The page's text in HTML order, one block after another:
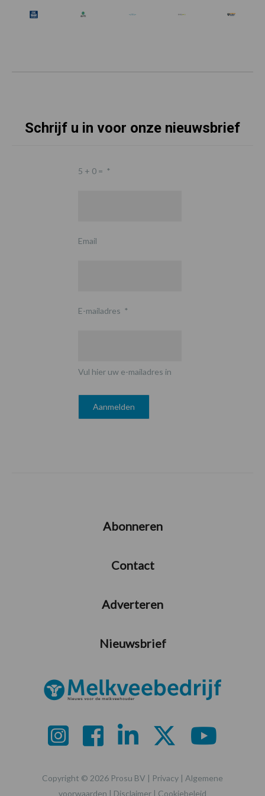
Schrijf u in voor onze nieuwsbrief
5 + 0 = *
Email
E-mailadres *
Vul hier uw e-mailadres in
Abonneren
Contact
Adverteren
Nieuwsbrief
Copyright © 2026 Prosu BV | Privacy | Algemene
voorwaarden | Disclaimer | Cookiebeleid